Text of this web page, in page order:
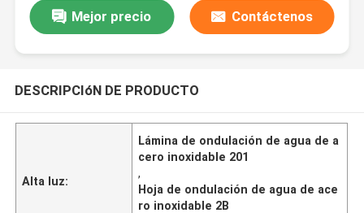
Mejor precio Contáctenos
DESCRIPCIóN DE PRODUCTO
Alta luz:
Lámina de ondulación de agua de a
cero inoxidable 201
,
Hoja de ondulación de agua de ace
ro inoxidable 2B